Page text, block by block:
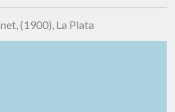
(1900), La Plata